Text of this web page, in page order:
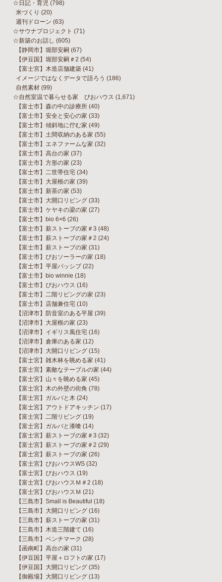
☆日記・育児 (798)
米づくり (20)
週刊ドローン (63)
☆サウナプロジェクト (71)
☆新築のお話し (605)
【静岡市】堀部安嗣 (67)
【伊豆国】堀部安嗣＃2 (54)
【富士宮】木造店舗建築 (41)
イメージではなくデータで語ろう (186)
自然素材 (99)
☆自然室温で暮らせる家 びおハウス (1,671)
【富士市】森の中の診療所 (40)
【富士市】安全と安心の家 (33)
【富士市】傾斜地に佇む家 (49)
【富士市】土間収納のある家 (55)
【富士市】エネファームな家 (32)
【富士市】高台の家 (37)
【富士市】方形の家 (23)
【富士市】二世帯住宅 (34)
【富士市】大屋根の家 (39)
【富士市】新茶の家 (53)
【富士市】大開口リビング (33)
【富士市】ケヤキの梁の家 (27)
【富士市】bio 6×6 (26)
【富士市】薪ストーブの家＃3 (48)
【富士市】薪ストーブの家＃2 (24)
【富士市】薪ストーブの家 (31)
【富士市】びおソーラーの家 (18)
【富士市】平屋パッシブ (22)
【富士市】bio winnie (18)
【富士市】びおハウス (16)
【富士市】二階リビングの家 (23)
【富士市】店舗兼住宅 (10)
【沼津市】防音室のある平屋 (39)
【沼津市】大屋根の家 (23)
【沼津市】イギリス風住宅 (16)
【沼津市】倉庫のある家 (12)
【沼津市】大開口リビング (15)
【富士宮】雑木林を眺める家 (41)
【富士宮】素敵なテーブルの家 (44)
【富士宮】山々を眺める家 (45)
【富士宮】木の外壁の街角 (78)
【富士宮】ガルバと木 (24)
【富士宮】アウトドアキッチン (17)
【富士宮】二階リビング (19)
【富士宮】ガルバと漆喰 (14)
【富士宮】薪ストーブの家＃3 (32)
【富士宮】薪ストーブの家＃2 (29)
【富士宮】薪ストーブの家 (26)
【富士宮】びおハウスWS (32)
【富士宮】びおハウス (19)
【富士宮】びおハウスＭ＃2 (18)
【富士宮】びおハウスＭ (21)
【三島市】Small is Beautiful (18)
【三島市】大開口リビング (16)
【三島市】薪ストーブの家 (31)
【三島市】木造三階建て (16)
【三島市】ベンチマーク (28)
【函南町】高台の家 (31)
【伊豆国】平屋＋ロフトの家 (17)
【伊豆国】大開口リビング (35)
【御殿場】大開口リビング (13)